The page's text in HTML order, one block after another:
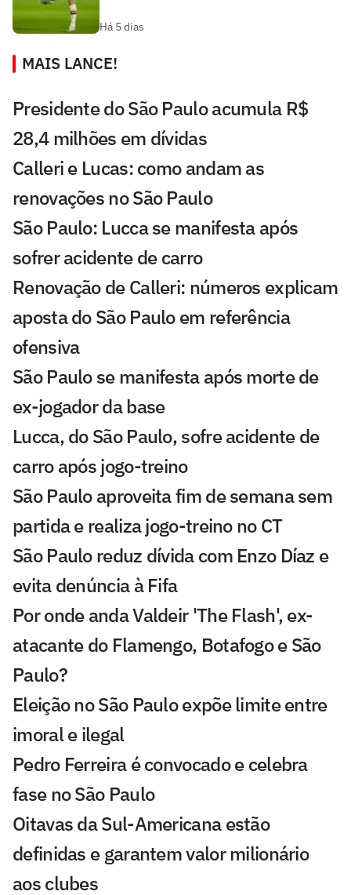
Há 5 dias
MAIS LANCE!
Presidente do São Paulo acumula R$
28,4 milhões em dívidas
Calleri e Lucas: como andam as
renovações no São Paulo
São Paulo: Lucca se manifesta após
sofrer acidente de carro
Renovação de Calleri: números explicam
aposta do São Paulo em referência
ofensiva
São Paulo se manifesta após morte de
ex-jogador da base
Lucca, do São Paulo, sofre acidente de
carro após jogo-treino
São Paulo aproveita fim de semana sem
partida e realiza jogo-treino no CT
São Paulo reduz dívida com Enzo Díaz e
evita denúncia à Fifa
Por onde anda Valdeir 'The Flash', ex-
atacante do Flamengo, Botafogo e São
Paulo?
Eleição no São Paulo expõe limite entre
imoral e ilegal
Pedro Ferreira é convocado e celebra
fase no São Paulo
Oitavas da Sul-Americana estão
definidas e garantem valor milionário
aos clubes